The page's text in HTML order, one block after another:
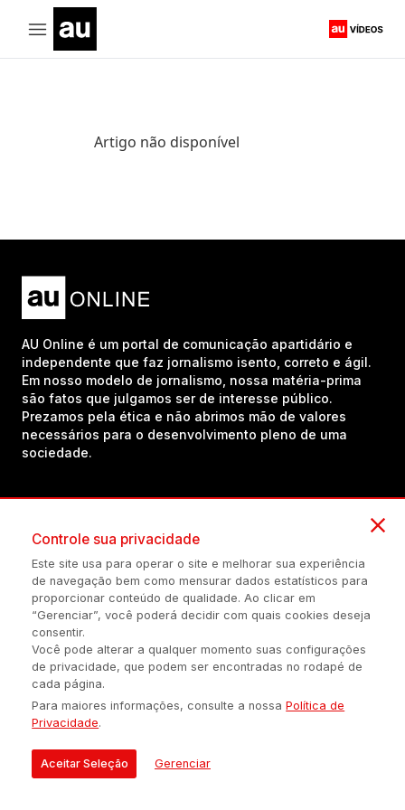
Artigo não disponível
AU Online é um portal de comunicação apartidário e
independente que faz jornalismo isento, correto e ágil.
Em nosso modelo de jornalismo, nossa matéria-prima
são fatos que julgamos ser de interesse público.
Prezamos pela ética e não abrimos mão de valores
necessários para o desenvolvimento pleno de uma
sociedade.
(54) 98434-8385
Política de privacidade Configuração de Cookies Quem Somos
É proibida a reprodução do conteúdo desta página em qualquer
meio de comunicação, eletrônico ou impreso, sem autorização
escrita de Auonline Comunicação Eireli.
© 2026 AUONLINE COMUNICAÇÃO EIRELI - CNPJ: 17.375.200/0001-
21
Controle sua privacidade
Este site usa para operar o site e melhorar sua experiência
de navegação bem como mensurar dados estatísticos para
proporcionar conteúdo de qualidade. Ao clicar em
“Gerenciar”, você poderá decidir com quais cookies deseja
consentir.
Você pode alterar a qualquer momento suas configurações
de privacidade, que podem ser encontradas no rodapé de
cada página.
Para maiores informações, consulte a nossaPolítica de
Privacidade.
Aceitar Seleção Gerenciar